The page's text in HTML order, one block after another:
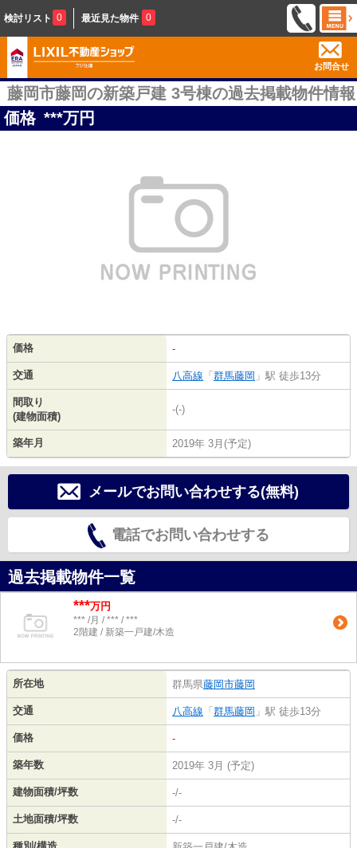
検討リスト 0 最近見た物件 0
お問合せ
藤岡市藤岡の新築戸建 3号棟の過去掲載物件情報
価格 ***万円
価格 -
交通 八高線 「 群馬藤岡 」駅 徒歩13分
間取り
(建物面積)
-(-)
築年月 2019年 3月(予定)
メールでお問い合わせする(無料)
電話でお問い合わせする
過去掲載物件一覧
***万円
*** /月 / *** / ***
2階建 / 新築一戸建/木造
所在地 群馬県藤岡市藤岡
交通 八高線 「 群馬藤岡 」駅 徒歩13分
価格 -
築年数 2019年 3月 (予定)
建物面積/坪数 -/-
土地面積/坪数 -/-